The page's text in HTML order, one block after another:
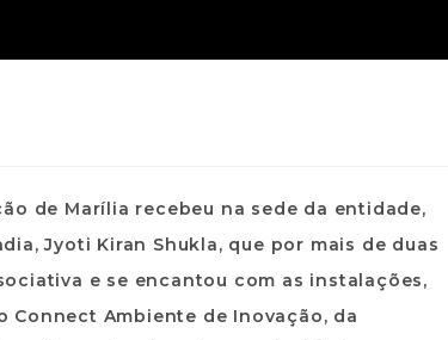
de Marília recebeu na sede da entidade,
Jyoti Kiran Shukla, que por mais de duas
e se encantou com as instalações,
Ambiente de Inovação, da